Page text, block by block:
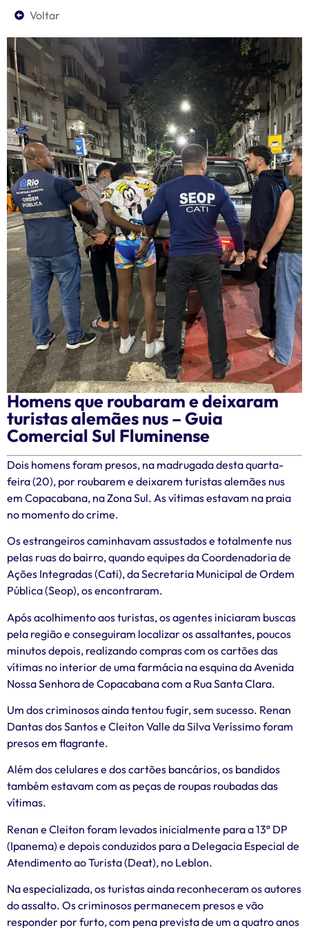
Voltar
Homens que roubaram e deixaram
turistas alemães nus – Guia
Comercial Sul Fluminense
Dois homens foram presos, na madrugada desta quarta-
feira (20), por roubarem e deixarem turistas alemães nus
em Copacabana, na Zona Sul. As vítimas estavam na praia
no momento do crime.
Os estrangeiros caminhavam assustados e totalmente nus
pelas ruas do bairro, quando equipes da Coordenadoria de
Ações Integradas (Cati), da Secretaria Municipal de Ordem
Pública (Seop), os encontraram.
Após acolhimento aos turistas, os agentes iniciaram buscas
pela região e conseguiram localizar os assaltantes, poucos
minutos depois, realizando compras com os cartões das
vítimas no interior de uma farmácia na esquina da Avenida
Nossa Senhora de Copacabana com a Rua Santa Clara.
Um dos criminosos ainda tentou fugir, sem sucesso. Renan
Dantas dos Santos e Cleiton Valle da Silva Veríssimo foram
presos em flagrante.
Além dos celulares e dos cartões bancários, os bandidos
também estavam com as peças de roupas roubadas das
vítimas.
Renan e Cleiton foram levados inicialmente para a 13ª DP
(Ipanema) e depois conduzidos para a Delegacia Especial de
Atendimento ao Turista (Deat), no Leblon.
Na especializada, os turistas ainda reconheceram os autores
do assalto. Os criminosos permanecem presos e vão
responder por furto, com pena prevista de um a quatro anos